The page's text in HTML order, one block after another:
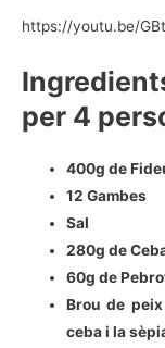
https://youtu.be/
per 4
400g de
12 Gambes
Sal
280g de
60g de
Brou de
ceba i la